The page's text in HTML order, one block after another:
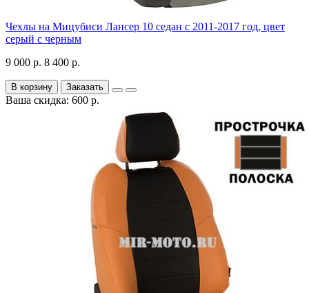
Чехлы на Мицубиси Лансер 10 седан с 2011-2017 год, цвет
серый с черным
9 000 р. 8 400 р.
В корзину Заказать
Ваша скидка: 600 р.